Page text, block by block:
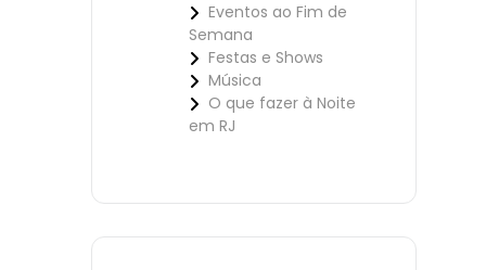
Eventos ao Fim de
Semana
Festas e Shows
Música
O que fazer à Noite
em RJ